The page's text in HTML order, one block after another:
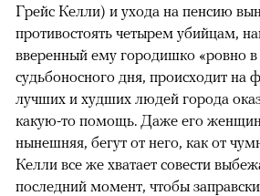
Грейс Келли) и ухода на пенсию
противостоять четырем убийцам,
вверенный ему городишко «ровно
судьбоносного дня, происходит на
лучших и худших людей города
какую-то помощь. Даже его
нынешняя, бегут от него, как от
Келли все же хватает совести
последний момент, чтобы